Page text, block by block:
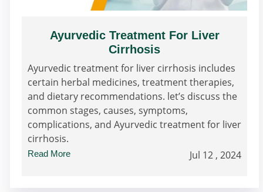
Ayurvedic Treatment For Liver
Cirrhosis
Ayurvedic treatment for liver cirrhosis includes
certain herbal medicines, treatment therapies,
and dietary recommendations. let’s discuss the
common stages, causes, symptoms,
complications, and Ayurvedic treatment for liver
cirrhosis.
Read More Jul 12 , 2024